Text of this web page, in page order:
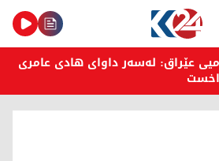
عێراق: لەسەر داوای هادی عامری